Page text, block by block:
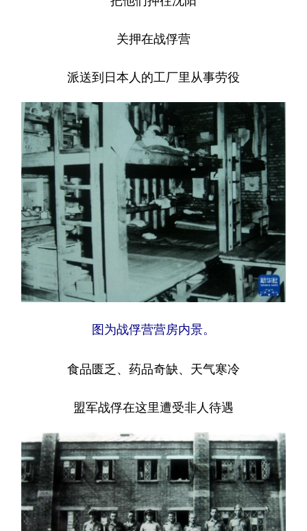
关押在战俘营
派送到日本人的工厂里从事劳役
图为战俘营营房内景。
食品匮乏、药品奇缺、天气寒冷
盟军战俘在这里遭受非人待遇